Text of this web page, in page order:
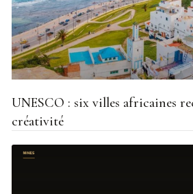
UNESCO : six villes africaines
créativité